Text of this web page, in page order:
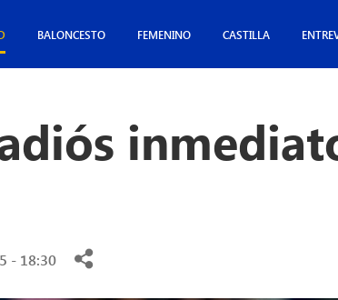
BALONCESTO FEMENINO CASTILLA
- 18:30